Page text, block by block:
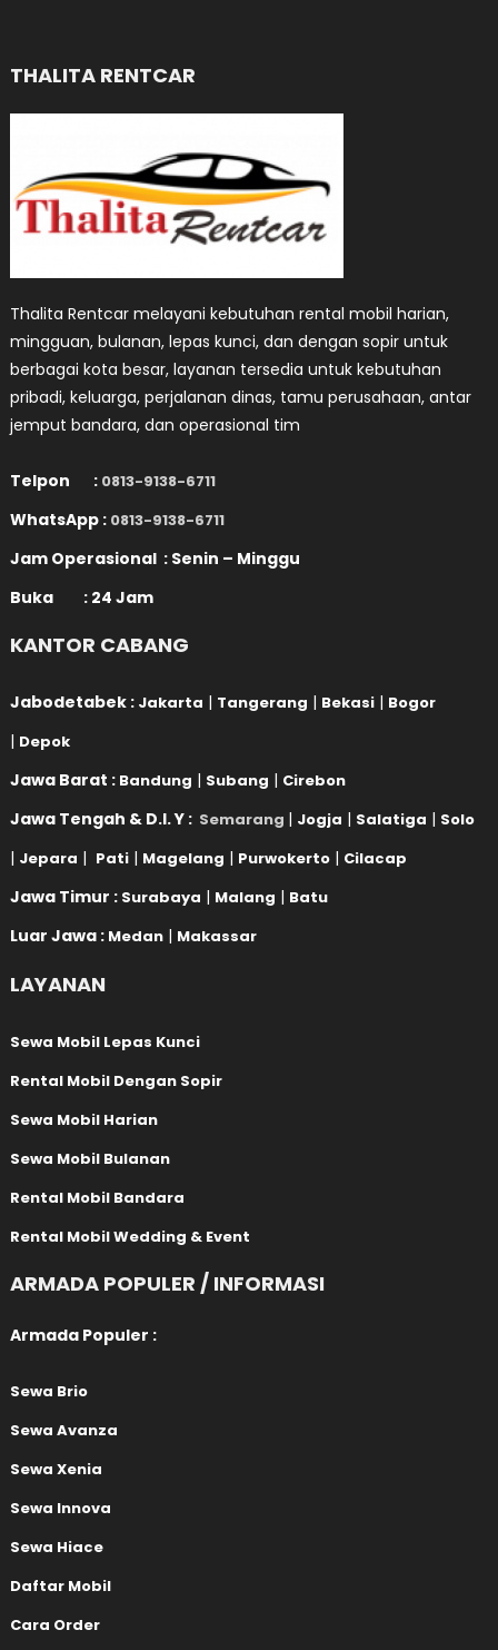
THALITA RENTCAR
Thalita Rentcar melayani kebutuhan rental mobil harian,
mingguan, bulanan, lepas kunci, dan dengan sopir untuk
berbagai kota besar, layanan tersedia untuk kebutuhan
pribadi, keluarga, perjalanan dinas, tamu perusahaan, antar
jemput bandara, dan operasional tim
Telpon : 0813-9138-6711
WhatsApp : 0813-9138-6711
Jam Operasional : Senin – Minggu
Buka : 24 Jam
KANTOR CABANG
Jabodetabek : Jakarta | Tangerang | Bekasi | Bogor
| Depok
Jawa Barat : Bandung | Subang | Cirebon
Jawa Tengah & D.I. Y : Semarang | Jogja | Salatiga | Solo
| Jepara | Pati | Magelang | Purwokerto | Cilacap
Jawa Timur : Surabaya | Malang | Batu
Luar Jawa : Medan | Makassar
LAYANAN
Sewa Mobil Lepas Kunci
Rental Mobil Dengan Sopir
Sewa Mobil Harian
Sewa Mobil Bulanan
Rental Mobil Bandara
Rental Mobil Wedding & Event
ARMADA POPULER / INFORMASI
Armada Populer :
Sewa Brio
Sewa Avanza
Sewa Xenia
Sewa Innova
Sewa Hiace
Daftar Mobil
Cara Order